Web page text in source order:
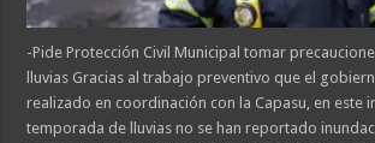
-Pide Protección Civil Municipal tomar
lluvias Gracias al trabajo preventivo que el
realizado en coordinación con la Capasu, en este
temporada de lluvias no se han reportado